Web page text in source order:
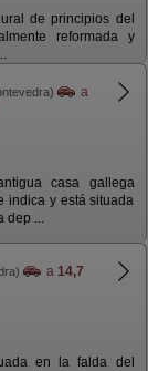
de principios del
reformada y
a
casa gallega
indica y está situada
dep ...
a 14,7
en la falda del